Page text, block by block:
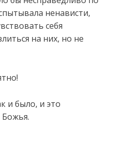
ненависти,
себя
на них, но не
и было, и это
Божья.